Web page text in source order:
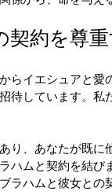
契約を尊
らイエシュアと
待しています。
り、あなたが既
ハムと契約を結
ラハムと彼女との